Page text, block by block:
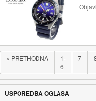
« PRETHODNA
1-
6
7 8
USPOREDBA OGLASA